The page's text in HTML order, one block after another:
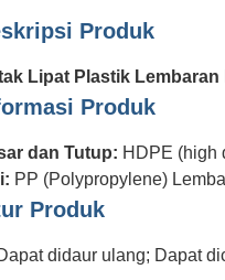
Produk
Lipat Plastik
Produk
dan Tutup: HDPE (high
PP (Polypropylene)
Produk
didaur ulang; Dapat